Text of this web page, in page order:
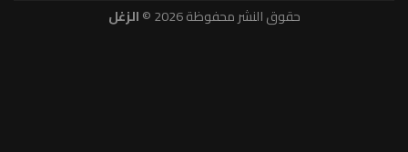
حقوق النشر محفوظة 2026 © الزغل